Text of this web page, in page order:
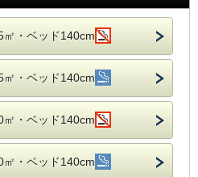
・ベッド140cm
・ベッド140cm
・ベッド140cm
・ベッド140cm